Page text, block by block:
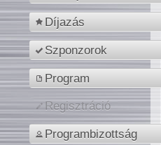
Díjazás
Szponzorok
Program
Regisztráció
Programbizottság